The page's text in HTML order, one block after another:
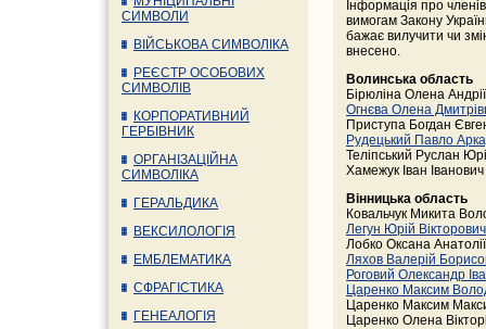
СИМВОЛИ
ВІЙСЬКОВА СИМВОЛІКА
РЕЄСТР ОСОБОВИХ
СИМВОЛІВ
КОРПОРАТИВНИЙ
ГЕРБІВНИК
ОРГАНІЗАЦІЙНА
СИМВОЛІКА
ГЕРАЛЬДИКА
ВЕКСИЛОЛОГІЯ
ЕМБЛЕМАТИКА
СФРАГІСТИКА
ГЕНЕАЛОГІЯ
Інформація про
вимогам Закону
бажає вилучити чи
внесено.
Волинська область
Бірюліна Олена
Огнєва Олена
Приступа Богдан
Рудецький Павло
Теліпський Руслан
Хамежук Іван Іванович
Вінницька область
Ковальчук Микита
Легун Юрій Вікторович
Лобко Оксана
Ляхов Валерій
Роговий Олександр
Царенко Максим
Царенко Максим
Царенко Олена